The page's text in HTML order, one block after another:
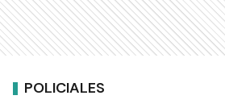
POLICIALES